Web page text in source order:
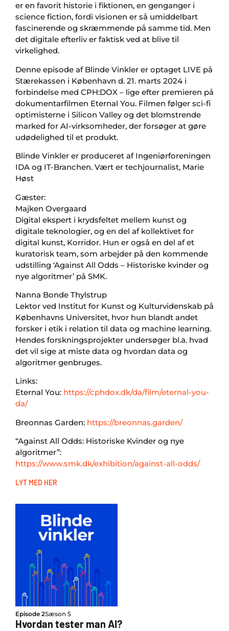
er en favorit historie i fiktionen, en genganger i
science fiction, fordi visionen er så umiddelbart
fascinerende og skræmmende på samme tid. Men
det digitale efterliv er faktisk ved at blive til
virkelighed.
Denne episode af Blinde Vinkler er optaget LIVE på
Stærekassen i København d. 21. marts 2024 i
forbindelse med CPH:DOX – lige efter premieren på
dokumentarfilmen Eternal You. Filmen følger sci-fi
optimisterne i Silicon Valley og det blomstrende
marked for AI-virksomheder, der forsøger at gøre
udødelighed til et produkt.
Blinde Vinkler er produceret af Ingeniørforeningen
IDA og IT-Branchen. Vært er techjournalist, Marie
Høst
Gæster:
Majken Overgaard
Digital ekspert i krydsfeltet mellem kunst og
digitale teknologier, og en del af kollektivet for
digital kunst, Korridor. Hun er også en del af et
kuratorisk team, som arbejder på den kommende
udstilling ‘Against All Odds – Historiske kvinder og
nye algoritmer’ på SMK.
Nanna Bonde Thylstrup
Lektor ved Institut for Kunst og Kulturvidenskab på
Københavns Universitet, hvor hun blandt andet
forsker i etik i relation til data og machine learning.
Hendes forskningsprojekter undersøger bl.a. hvad
det vil sige at miste data og hvordan data og
algoritmer genbruges.
Links:
Eternal You: https://cphdox.dk/da/film/eternal-you-
da/
Breonnas Garden: https://breonnas.garden/
“Against All Odds: Historiske Kvinder og nye
algoritmer”:
https://www.smk.dk/exhibition/against-all-odds/
LYT MED HER
Episode 2Sæson 5
Hvordan tester man AI?